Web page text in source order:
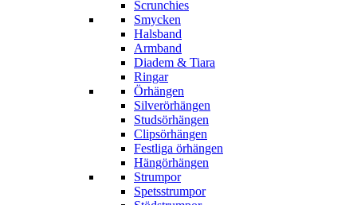
Scrunchies
Smycken
Halsband
Armband
Diadem & Tiara
Ringar
Örhängen
Silverörhängen
Studsörhängen
Clipsörhängen
Festliga örhängen
Hängörhängen
Strumpor
Spetsstrumpor